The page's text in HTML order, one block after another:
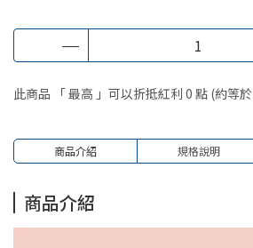
此商品 「 最高 」可以折抵紅利 0 點 (約等於
商品介紹 規格說明
商品介紹